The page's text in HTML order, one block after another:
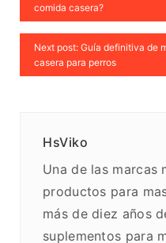
comida casera?
Next post: Guía definitiva de
casera para perros
HsViko
Una de las marcas
productos para
más de diez años
suplementos para